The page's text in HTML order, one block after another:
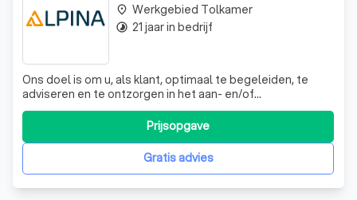
Ons doel is om u, als klant, optimaal te begeleiden, te
adviseren en te ontzorgen in het aan- en/of
verkoopproces van uw toekomstige droomhuis of uw
oude huis. De klant staat bij ons centraal en dit betekent
dat u uw eigen beslissingen neemt aan de hand van ons
gegeven advies. Wij kijken niet vanaf
Gratis advies
Prijsopgave
place Werkgebied Tolkamer
timelapse 21 jaar in bedrijf